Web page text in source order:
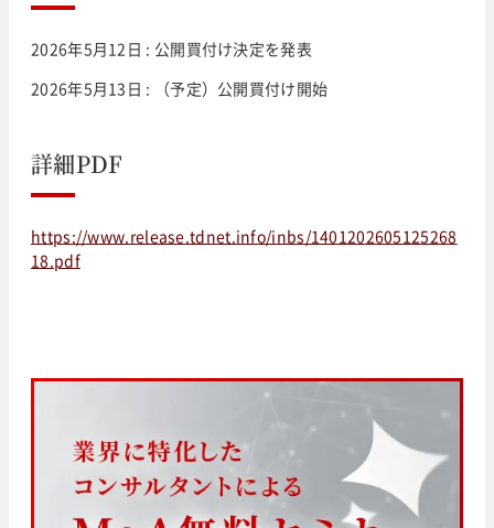
2026年5月12日 : 公開買付け決定を発表
2026年5月13日 : （予定）公開買付け開始
詳細PDF
https://www.release.tdnet.info/inbs/1401202605125268
18.pdf